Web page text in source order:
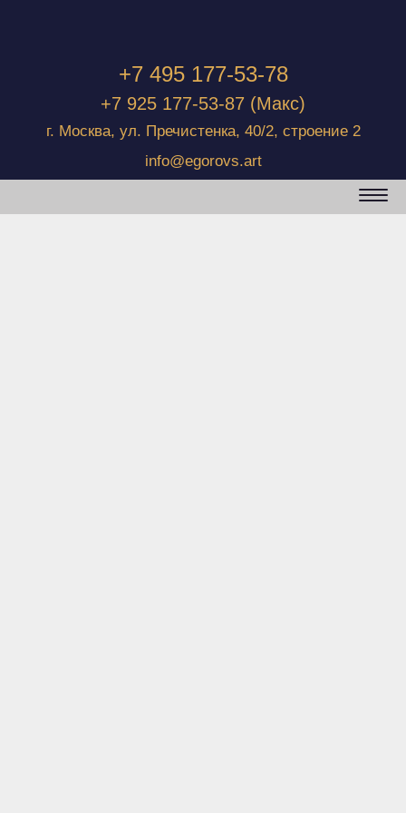
+7 495 177-53-78
+7 925 177-53-87 (Макс)
г. Москва, ул. Пречистенка, 40/2, строение 2
info@egorovs.art